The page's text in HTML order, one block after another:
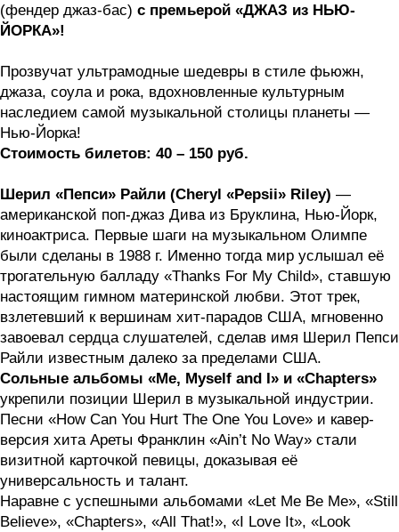
(фендер джаз-бас) с премьерой «ДЖАЗ из НЬЮ-
ЙОРКА»!
Прозвучат ультрамодные шедевры в стиле фьюжн,
джаза, соула и рока, вдохновленные культурным
наследием самой музыкальной столицы планеты —
Нью-Йорка!
Стоимость билетов: 40 – 150 руб.
Шерил «Пепси» Райли (Cheryl «Pepsii» Riley) —
американской поп-джаз Дива из Бруклина, Нью-Йорк,
киноактриса. Первые шаги на музыкальном Олимпе
были сделаны в 1988 г. Именно тогда мир услышал её
трогательную балладу «Thanks For My Child», ставшую
настоящим гимном материнской любви. Этот трек,
взлетевший к вершинам хит-парадов США, мгновенно
завоевал сердца слушателей, сделав имя Шерил Пепси
Райли известным далеко за пределами США.
Сольные альбомы «Me, Myself and I» и «Chapters»
укрепили позиции Шерил в музыкальной индустрии.
Песни «How Can You Hurt The One You Love» и кавер-
версия хита Ареты Франклин «Ain’t No Way» стали
визитной карточкой певицы, доказывая её
универсальность и талант.
Наравне с успешными альбомами «Let Me Be Me», «Still
Believe», «Chapters», «All That!», «I Love It», «Look